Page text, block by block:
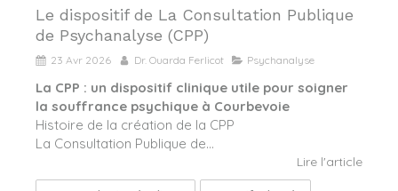
Le dispositif de La Consultation Publique
de Psychanalyse (CPP)
23 Avr 2026 Dr. Ouarda Ferlicot Psychanalyse
La CPP : un dispositif clinique utile pour soigner
la souffrance psychique à Courbevoie
Histoire de la création de la CPP
La Consultation Publique de...
Lire l'article